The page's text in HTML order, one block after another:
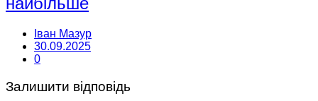
Іван Мазур
30.09.2025
0
Залишити відповідь